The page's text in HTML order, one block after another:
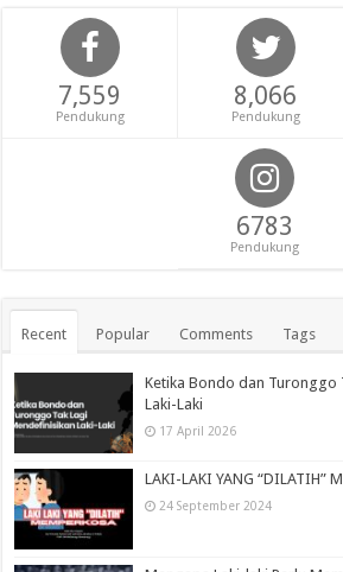
7,559
Pendukung
8,066
Pendukung
6783
Pendukung
Recent Popular Comments Tags
Ketika Bondo dan Turonggo
Laki-Laki
17 April 2026
LAKI-LAKI YANG “DILATIH”
24 September 2024